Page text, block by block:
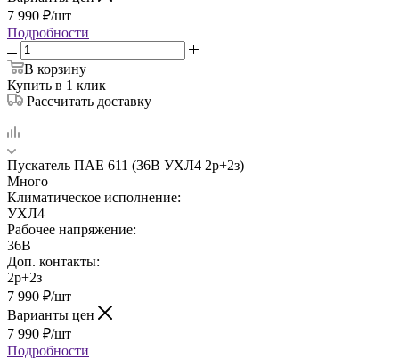
7 990 ₽/шт
Подробности
В корзину
Купить в 1 клик
Рассчитать доставку
Пускатель ПАЕ 611 (36В УХЛ4 2р+2з)
Много
Климатическое исполнение:
УХЛ4
Рабочее напряжение:
36В
Доп. контакты:
2р+2з
7 990 ₽/шт
Варианты цен
7 990 ₽/шт
Подробности